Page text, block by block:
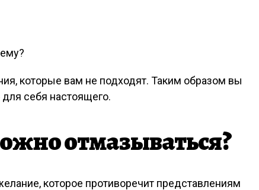
которые вам не подходят. Таким образом вы
себя настоящего.
отмазываться?
которое противоречит представлениям